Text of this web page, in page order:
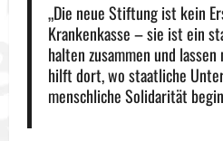
„Die neue Stiftung ist kein
Krankenkasse – sie ist ein
halten zusammen und
hilft dort, wo staatliche
menschliche Solidarität